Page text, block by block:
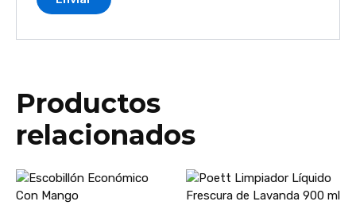
Productos
relacionados